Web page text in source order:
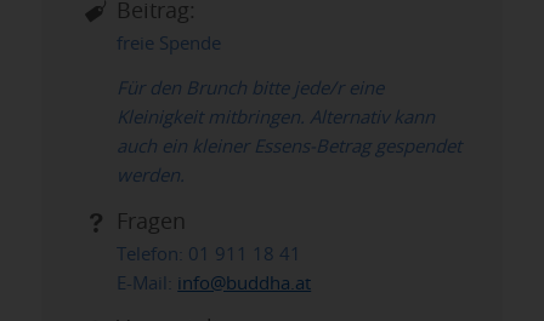
Beitrag:
freie Spende
Für den Brunch bitte jede/r eine
Kleinigkeit mitbringen. Alternativ kann
auch ein kleiner Essens-Betrag gespendet
werden.
Fragen
Telefon: 01 911 18 41
E-Mail: info@buddha.at